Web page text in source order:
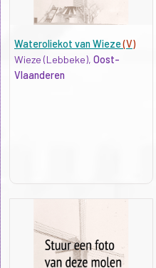
Wateroliekot van Wieze(V)
Wieze (Lebbeke), Oost-
Vlaanderen